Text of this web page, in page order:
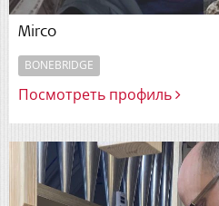
Mirco
BONEBRIDGE
Посмотреть профиль